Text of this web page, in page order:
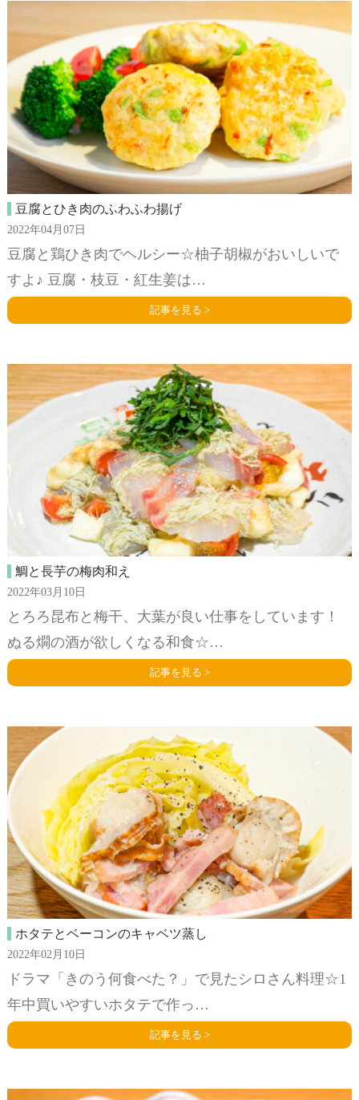
豆腐とひき肉のふわふわ揚げ
2022年04月07日
豆腐と鶏ひき肉でヘルシー☆柚子胡椒がおいしいで
すよ♪ 豆腐・枝豆・紅生姜は…
記事を見る >
鯛と長芋の梅肉和え
2022年03月10日
とろろ昆布と梅干、大葉が良い仕事をしています！
ぬる燗の酒が欲しくなる和食☆…
記事を見る >
ホタテとベーコンのキャベツ蒸し
2022年02月10日
ドラマ「きのう何食べた？」で見たシロさん料理☆1
年中買いやすいホタテで作っ…
記事を見る >